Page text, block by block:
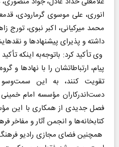
انوری، علی موسوی گرمارودی،
محمد میرکیانی، اکبر نبوی،
داشته و پذیرای پیشنهاد‌ها و
وی تأکید کرد: باتوجه‌به اینکه
پیام، ارتباطاتشان را با نهاد‌ها و
تقویت کنند، به این سمت‌وسو
دست‌اندرکاران مؤسسه امام
فصل جدیدی از همکاری با این
کتابخانه‌ها و انجمن آثار و مفاخر
همچنین فضای مجازی رادیو